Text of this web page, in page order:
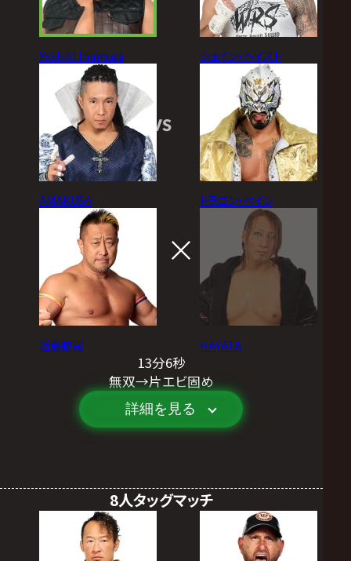
Yoshiki Inamura
AMAKUSA
近藤修司
VS
シェイン・ヘイスト
ドラゴン・ベイン
HAYATA
13分6秒
無双→片エビ固め
詳細を見る
8人タッグマッチ